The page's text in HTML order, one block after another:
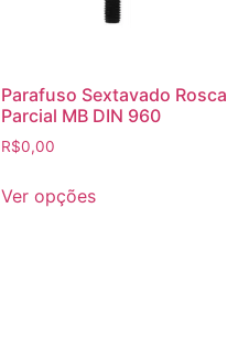
Parafuso Sextavado Rosca
Parcial MB DIN 960
R$0,00
Ver opções